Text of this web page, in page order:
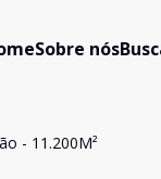
Sobre nós
- 11.200M²